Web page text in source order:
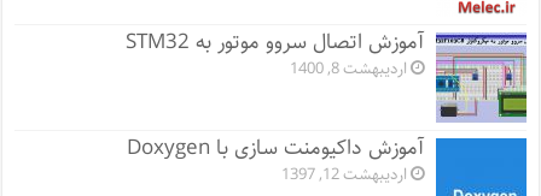
آموزش اتصال سروو موتور به STM32
اردیبهشت 8, 1400
آموزش داکیومنت سازی با Doxygen
اردیبهشت 12, 1397